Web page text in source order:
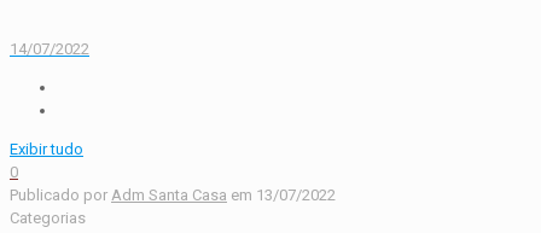
14/07/2022
Exibir tudo
0
Publicado por Adm Santa Casa em 13/07/2022
Categorias